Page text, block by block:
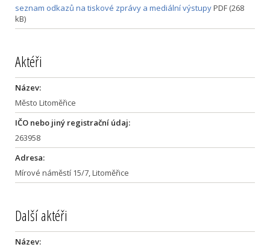
seznam odkazů na tiskové zprávy a mediální výstupyPDF (268
kB)
Aktéři
Název:
Město Litoměřice
IČO nebo jiný registrační údaj:
263958
Adresa:
Mírové náměstí 15/7, Litoměřice
Další aktéři
Název: